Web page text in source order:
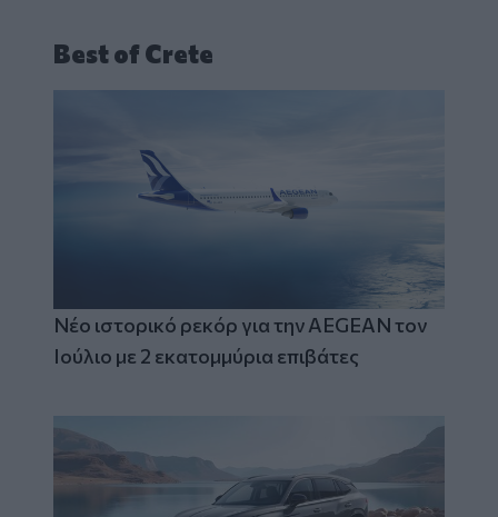
Best of Crete
Νέο ιστορικό ρεκόρ για την AEGEAN τον
Ιούλιο με 2 εκατομμύρια επιβάτες